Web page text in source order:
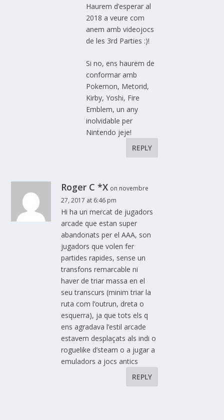
Haurem d’esperar al
2018 a veure com
anem amb videojocs
de les 3rd Parties :)!
Si no, ens haurem de
conformar amb
Pokemon, Metorid,
Kirby, Yoshi, Fire
Emblem, un any
inolvidable per
Nintendo jeje!
REPLY
Roger C *X on novembre
27, 2017 at 6:46 pm
Hi ha un mercat de jugadors
arcade que estan super
abandonats per el AAA, son
jugadors que volen fer
partides rapides, sense un
transfons remarcable ni
haver de triar massa en el
seu transcurs (minim triar la
ruta com l’outrun, dreta o
esquerra), ja que tots els q
ens agradava l’estil arcade
estavem desplaçats als indi o
roguelike d’steam o a jugar a
emuladors a jocs antics
REPLY